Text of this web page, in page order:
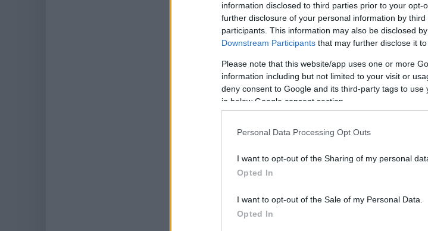
information disclosed to third parties prior to your opt-
further disclosure of your personal information by third
participants. This information may also be disclosed
Downstream Participants that may further disclose it
Please note that this website/app uses one or more
information including but not limited to your visit or
deny consent to Google and its third-party tags to
in below Google consent section.
Personal Data Processing Opt Outs
I want to opt-out of the Sharing of my personal
Opted In
I want to opt-out of the Sale of my Personal Data.
Opted In